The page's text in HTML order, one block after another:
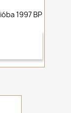
1997 BP